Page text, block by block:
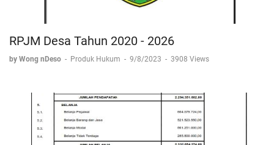
RPJM Desa Tahun 2020 - 2026
by Wong nDeso - Produk Hukum - 9/8/2023 - 3908 Views